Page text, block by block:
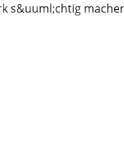
s&uuml;chtig